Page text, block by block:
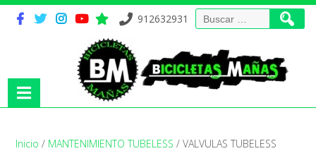
912632931 Buscar:
Inicio / MANTENIMIENTO TUBELESS / VALVULAS TUBELESS